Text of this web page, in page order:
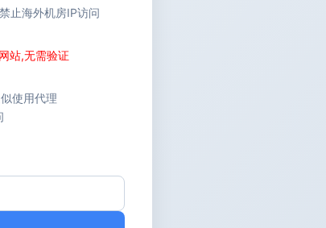
止海外机房IP访问
站,无需验证
似使用代理